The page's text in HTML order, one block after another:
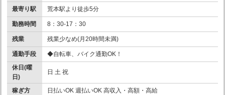
最寄り駅 荒本駅より徒歩5分
勤務時間 8：30-17：30
残業 残業少なめ(月20時間未満)
通勤手段
◆自転車、バイク通勤OK！
休日(曜
日)
日 土 祝
稼ぎ方 日払いOK 週払いOK 高収入・高額・高給